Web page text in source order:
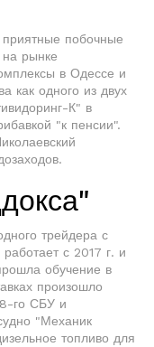
побочные
рынке
в Одессе и
как одного из двух
К" в
"к пенсии".
трейдера с
с 2017 г. и
обучение в
произошло
го СБУ и
"Механик
топливо для